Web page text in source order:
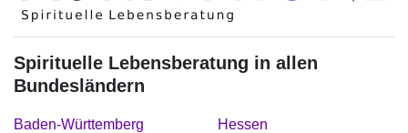
Spirituelle Lebensberatung in allen
Bundesländern
Baden-Württemberg
Hessen